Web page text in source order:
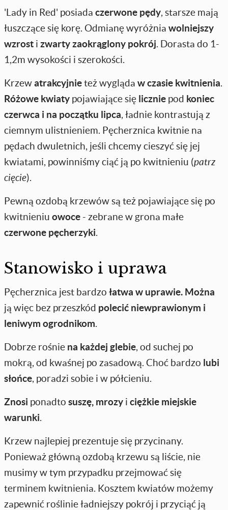
'Lady in Red' posiada czerwone pędy, starsze mają
łuszczące się korę. Odmianę wyróżnia wolniejszy
wzrost i zwarty zaokrąglony pokrój. Dorasta do 1-
1,2m wysokości i szerokości.
Krzewatrakcyjnieteż wygląda w czasie kwitnienia.
Różowe kwiaty pojawiające się licznie pod koniec
czerwca i na początku lipca, ładnie kontrastują z
ciemnym ulistnieniem. Pęcherznica kwitnie na
pędach dwuletnich, jeśli chcemy cieszyć się jej
kwiatami, powinniśmy ciąć ją po kwitnieniu (patrz
cięcie).
Pewną ozdobą krzewów są też pojawiające się po
kwitnieniu owoce - zebrane w grona małe
czerwone pęcherzyki.
Stanowisko i uprawa
Pęcherznica jest bardzo łatwa w uprawie. Można
ją więc bez przeszkód polecić niewprawionym i
leniwym ogrodnikom.
Dobrze rośnie na każdej glebie, od suchej po
mokrą, od kwaśnej po zasadową. Choć bardzo lubi
słońce, poradzi sobie i w półcieniu.
Znosi ponadto suszę, mrozy i ciężkie miejskie
warunki.
Krzew najlepiej prezentuje się przycinany.
Ponieważ główną ozdobą krzewu są liście, nie
musimy w tym przypadku przejmować się
terminem kwitnienia. Kosztem kwiatów możemy
zapewnić roślinie ładniejszy pokrój i przyciąć ją